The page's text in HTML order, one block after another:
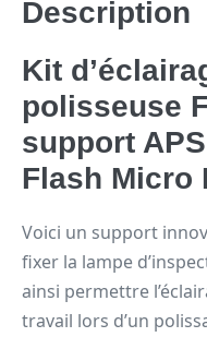
Description
Kit
polisseuse
support
Flash Micro
Voici un support
fixer la lampe
ainsi permettre
travail lors d’un